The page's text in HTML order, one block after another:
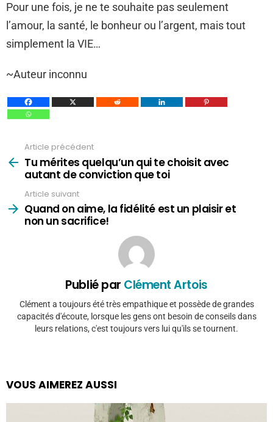
Pour une fois, je ne te souhaite pas seulement
l’amour, la santé, le bonheur ou l’argent, mais tout
simplement la VIE…
~Auteur inconnu
plus
Article précédent
Tu mérites quelqu’un qui te choisit avec
autant de conviction que toi
Article suivant
Quand on aime, la fidélité est un plaisir et
non un sacrifice!
Publié par Clément Artois
Clément a toujours été très empathique et possède de grandes
capacités d'écoute, lorsque les gens ont besoin de conseils dans
leurs relations, c'est toujours vers lui qu'ils se tournent.
VOUS AIMEREZ AUSSI